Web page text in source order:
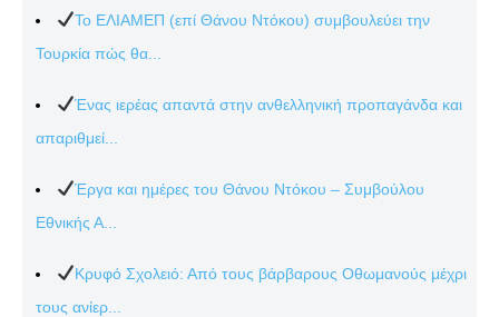
Το ΕΛΙΑΜΕΠ (επί Θάνου Ντόκου) συμβουλεύει την
Τουρκία πώς θα...
Ένας ιερέας απαντά στην ανθελληνική προπαγάνδα και
απαριθμεί...
Έργα και ημέρες του Θάνου Ντόκου – Συμβούλου
Εθνικής Α...
Κρυφό Σχολειό: Από τους βάρβαρους Οθωμανούς μέχρι
τους ανίερ...